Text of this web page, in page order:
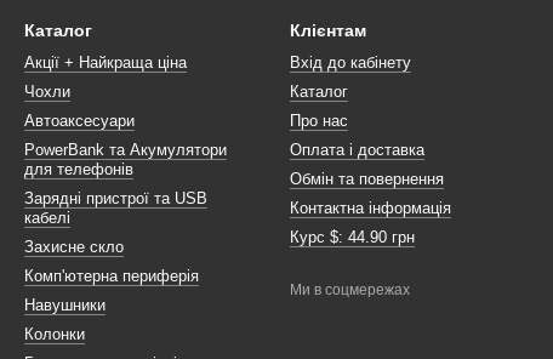
Каталог
Акції + Найкраща ціна
Чохли
Автоаксесуари
PowerBank та Акумулятори
для телефонів
Зарядні пристрої та USB
кабелі
Захисне скло
Комп'ютерна периферія
Навушники
Колонки
Клієнтам
Вхід до кабінету
Каталог
Про нас
Оплата і доставка
Обмін та повернення
Контактна інформація
Курс $: 44.90 грн
Ми в соцмережах